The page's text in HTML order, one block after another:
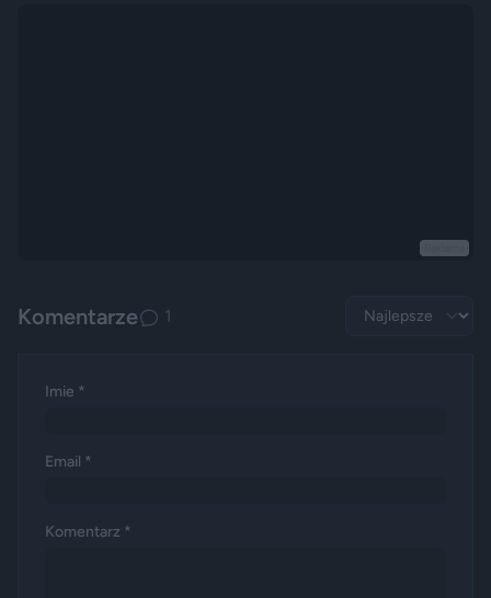
Komentarze 1
Imie *
Email *
Komentarz *